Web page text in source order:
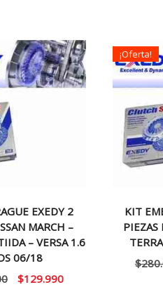
EXEDY 2
MARCH –
– VERSA 1.6
06/18
El
$129.990El
¡Oferta!
KIT
PIEZAS
$